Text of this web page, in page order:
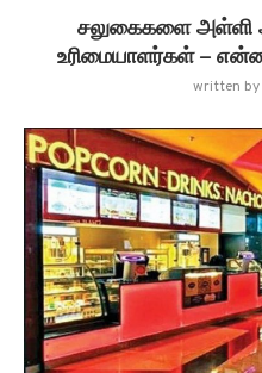
சலுகைகளை அள்ளி
உரிமையாளர்கள் –
written by